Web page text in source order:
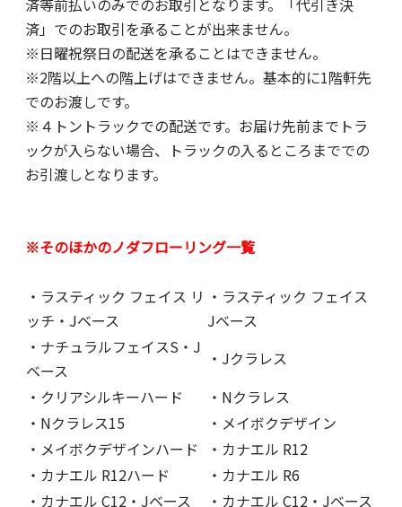
済」でのお取引を承ることが出来ません。
※日曜祝祭日の配送を承ることはできません。
※2階以上への階上げはできません。基本的に1階軒先
でのお渡しです。
※４トントラックでの配送です。お届け先前までトラ
ックが入らない場合、トラックの入るところまででの
お引渡しとなります。
※そのほかのノダフローリング一覧
・ラスティック フェイス リ
ッチ・Jベース
・ラスティック フェイス
Jベース
・ナチュラルフェイスS・J
ベース
・Jクラレス
・クリアシルキーハード
・Nクラレス
・Nクラレス15
・メイボクデザイン
・メイボクデザインハード
・カナエル R12
・カナエル R12ハード
・カナエル R6
・カナエル C12・Jベース
・カナエル C12・Jベース